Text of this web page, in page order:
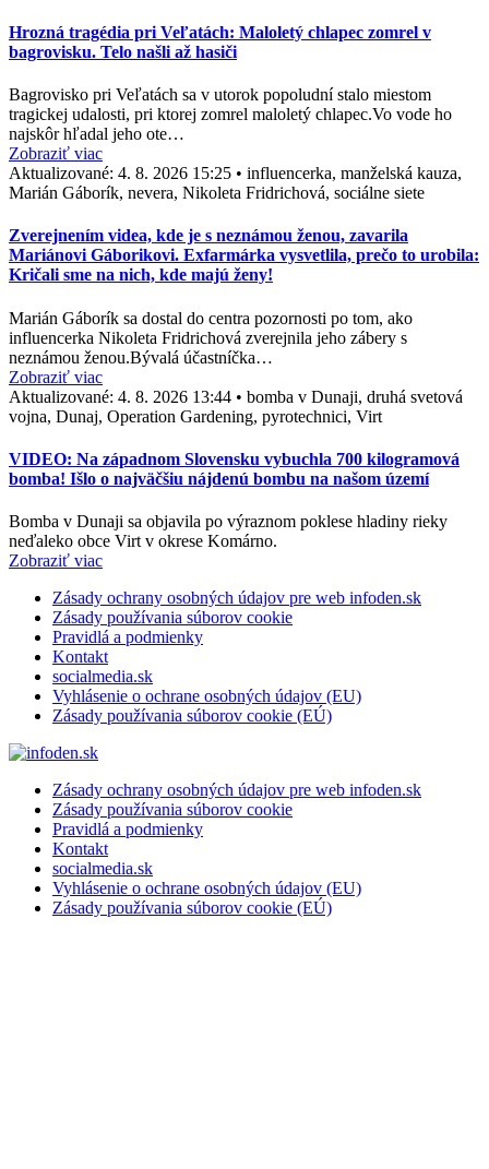
Hrozná tragédia pri Veľatách: Maloletý chlapec zomrel v
bagrovisku. Telo našli až hasiči
Bagrovisko pri Veľatách sa v utorok popoludní stalo miestom
tragickej udalosti, pri ktorej zomrel maloletý chlapec.Vo vode ho
najskôr hľadal jeho ote…
Zobraziť viac
Aktualizované: 4. 8. 2026 15:25 • influencerka, manželská kauza,
Marián Gáborík, nevera, Nikoleta Fridrichová, sociálne siete
Zverejnením videa, kde je s neznámou ženou, zavarila
Mariánovi Gáborikovi. Exfarmárka vysvetlila, prečo to urobila:
Kričali sme na nich, kde majú ženy!
Marián Gáborík sa dostal do centra pozornosti po tom, ako
influencerka Nikoleta Fridrichová zverejnila jeho zábery s
neznámou ženou.Bývalá účastníčka…
Zobraziť viac
Aktualizované: 4. 8. 2026 13:44 • bomba v Dunaji, druhá svetová
vojna, Dunaj, Operation Gardening, pyrotechnici, Virt
VIDEO: Na západnom Slovensku vybuchla 700 kilogramová
bomba! Išlo o najväčšiu nájdenú bombu na našom území
Bomba v Dunaji sa objavila po výraznom poklese hladiny rieky
neďaleko obce Virt v okrese Komárno.
Zobraziť viac
Zásady ochrany osobných údajov pre web infoden.sk
Zásady používania súborov cookie
Pravidlá a podmienky
Kontakt
socialmedia.sk
Vyhlásenie o ochrane osobných údajov (EU)
Zásady používania súborov cookie (EÚ)
Zásady ochrany osobných údajov pre web infoden.sk
Zásady používania súborov cookie
Pravidlá a podmienky
Kontakt
socialmedia.sk
Vyhlásenie o ochrane osobných údajov (EU)
Zásady používania súborov cookie (EÚ)